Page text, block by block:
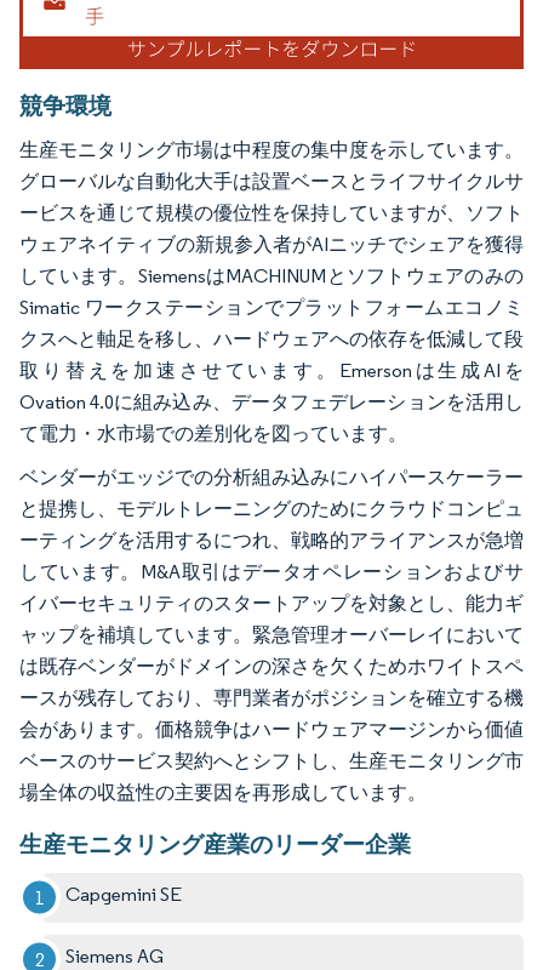
競争環境
生産モニタリング市場は中程度の集中度を示しています。
グローバルな自動化大手は設置ベースとライフサイクルサ
ービスを通じて規模の優位性を保持していますが、ソフト
ウェアネイティブの新規参入者がAIニッチでシェアを獲得
しています。SiemensはMACHINUMとソフトウェアのみの
Simatic ワークステーションでプラットフォームエコノミ
クスへと軸足を移し、ハードウェアへの依存を低減して段
取り替えを加速させています。Emersonは生成AIを
Ovation 4.0に組み込み、データフェデレーションを活用し
て電力・水市場での差別化を図っています。
ベンダーがエッジでの分析組み込みにハイパースケーラー
と提携し、モデルトレーニングのためにクラウドコンピュ
ーティングを活用するにつれ、戦略的アライアンスが急増
しています。M&A取引はデータオペレーションおよびサ
イバーセキュリティのスタートアップを対象とし、能力ギ
ャップを補填しています。緊急管理オーバーレイにおいて
は既存ベンダーがドメインの深さを欠くためホワイトスペ
ースが残存しており、専門業者がポジションを確立する機
会があります。価格競争はハードウェアマージンから価値
ベースのサービス契約へとシフトし、生産モニタリング市
場全体の収益性の主要因を再形成しています。
生産モニタリング産業のリーダー企業
Capgemini SE
Siemens AG